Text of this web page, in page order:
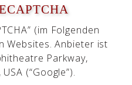
(im Folgenden
Websites. Anbieter ist
Parkway,
(“Google”).